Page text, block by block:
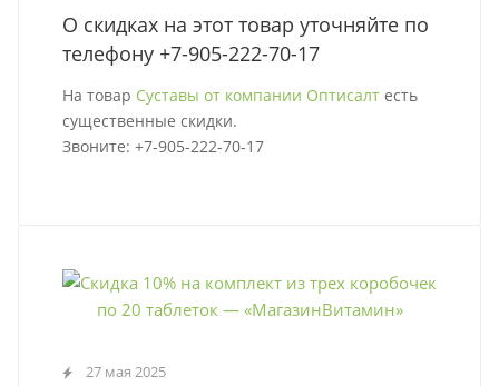
О скидках на этот товар уточняйте по
телефону +7-905-222-70-17
На товар Суставы от компании Оптисалт есть
существенные скидки.
Звоните: +7-905-222-70-17
27 мая 2025